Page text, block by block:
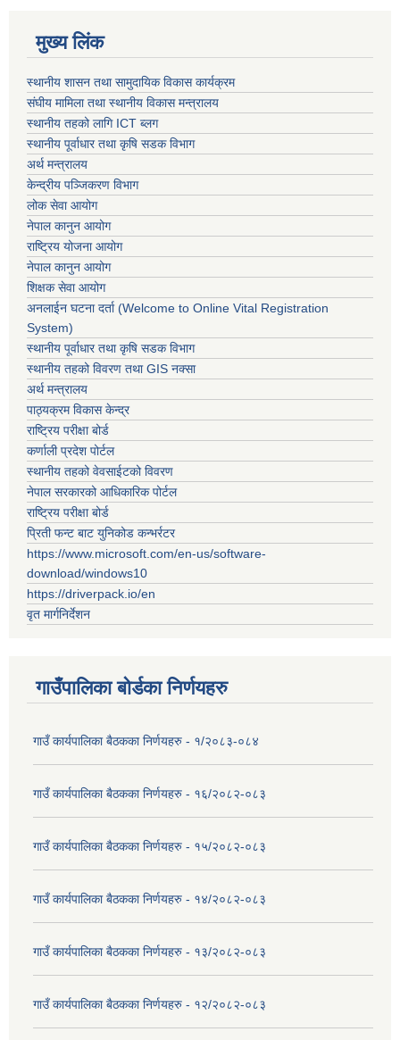
मुख्य लिंक
स्थानीय शासन तथा सामुदायिक विकास कार्यक्रम
संघीय मामिला तथा स्थानीय विकास मन्त्रालय
स्थानीय तहको लागि ICT ब्लग
स्थानीय पूर्वाधार तथा कृषि सडक विभाग
अर्थ मन्त्रालय
केन्द्रीय पञ्जिकरण विभाग
लोक सेवा आयोग
नेपाल कानुन आयोग
राष्ट्रिय योजना आयोग
नेपाल कानुन आयोग
शिक्षक सेवा आयोग
अनलाईन घटना दर्ता (Welcome to Online Vital Registration
System)
स्थानीय पूर्वाधार तथा कृषि सडक विभाग
स्थानीय तहको विवरण तथा GIS नक्सा
अर्थ मन्त्रालय
पाठ्यक्रम विकास केन्द्र
राष्ट्रिय परीक्षा बोर्ड
कर्णाली प्रदेश पोर्टल
स्थानीय तहको वेवसाईटको विवरण
नेपाल सरकारको आधिकारिक पोर्टल
राष्ट्रिय परीक्षा बोर्ड
प्रिती फन्ट बाट युनिकोड कन्भर्रटर
https://www.microsoft.com/en-us/software-
download/windows10
https://driverpack.io/en
वृत मार्गनिर्देशन
गाउँपालिका बोर्डका निर्णयहरु
गाउँ कार्यपालिका बैठकका निर्णयहरु - १/२०८३-०८४
गाउँ कार्यपालिका बैठकका निर्णयहरु - १६/२०८२-०८३
गाउँ कार्यपालिका बैठकका निर्णयहरु - १५/२०८२-०८३
गाउँ कार्यपालिका बैठकका निर्णयहरु - १४/२०८२-०८३
गाउँ कार्यपालिका बैठकका निर्णयहरु - १३/२०८२-०८३
गाउँ कार्यपालिका बैठकका निर्णयहरु - १२/२०८२-०८३